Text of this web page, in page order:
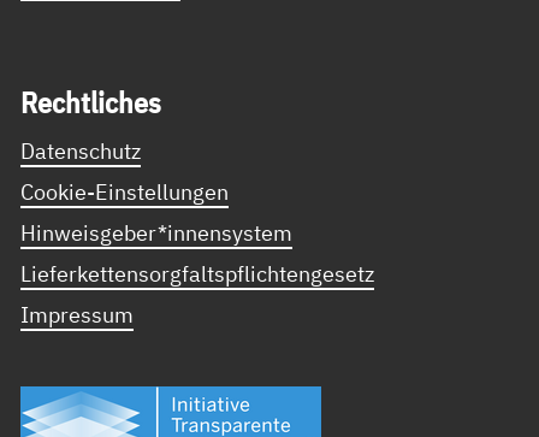
Recht­li­ches
Datenschutz
Cookie-Einstellungen
Hinweisgeber*innensystem
Lieferkettensorgfaltspflichtengesetz
Impressum